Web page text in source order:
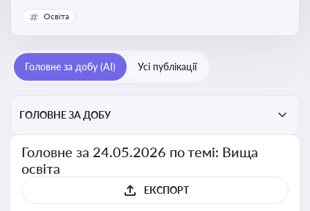
освіти, освітніх рівнів та кваліфікацій в Україні
Освіта
Головне за добу (AI) Усі публікації
ГОЛОВНЕ ЗА ДОБУ
Головне за 24.05.2026 по темі: Вища
освіта
ЕКСПОРТ